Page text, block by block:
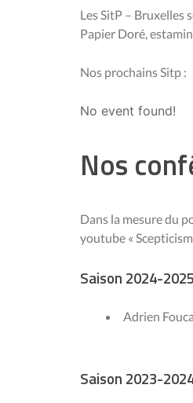
Les SitP – Bruxelles
Papier Doré,
Nos prochains Sitp :
No event found!
Nos
Dans la mesure du
youtube «
Saison 2024-
Adrien
Saison 2023-